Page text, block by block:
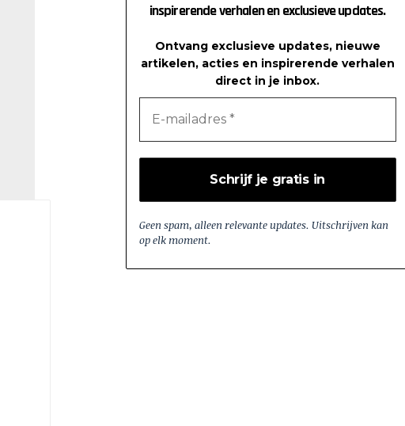
inspirerende verhalen en exclusieve updates.
Ontvang exclusieve updates, nieuwe
artikelen, acties en inspirerende verhalen
direct in je inbox.
Geen spam, alleen relevante updates. Uitschrijven kan
op elk moment.